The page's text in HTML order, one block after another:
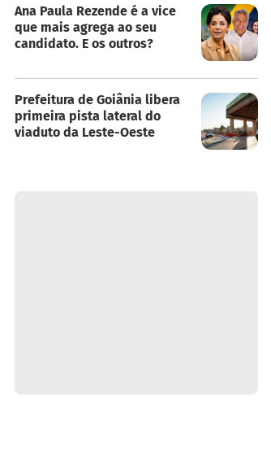
Ana Paula Rezende é a vice
que mais agrega ao seu
candidato. E os outros?
Prefeitura de Goiânia libera
primeira pista lateral do
viaduto da Leste-Oeste